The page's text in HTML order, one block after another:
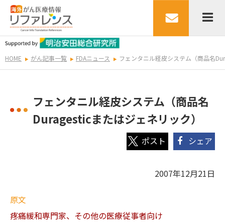
HOME がん記事一覧 FDAニュース フェンタニル経皮システム（商品名
フェンタニル経皮システム（商品名
Duragesticまたはジェネリック）
シェア
2007年12月21日
原文
疼痛緩和専門家、その他の医療従事者向け